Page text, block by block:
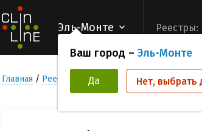
Эль-Монте
Ваш город – Эль-Монте
Да Нет, выбрать
Реестры:
Главная Реестр Медицинских учреждений